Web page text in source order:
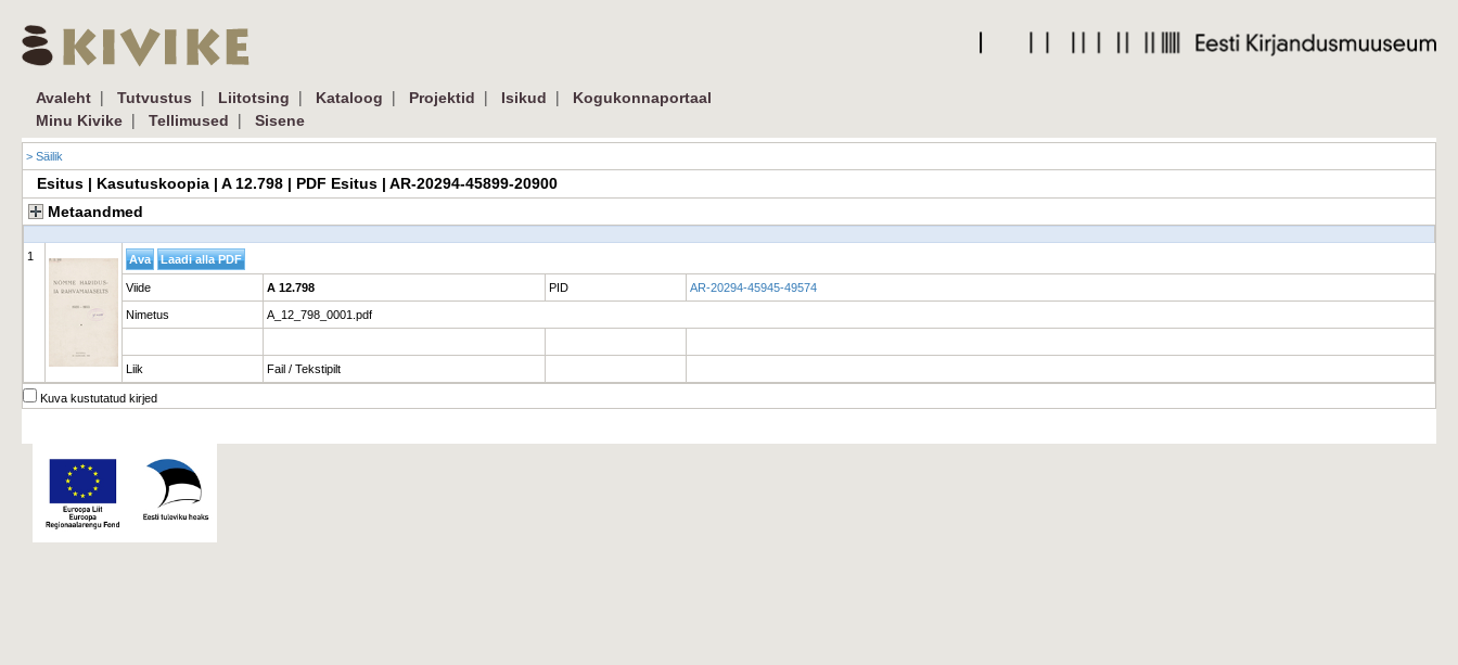
Avaleht | Tutvustus | Liitotsing | Kataloog | Projektid | Isikud |
Kogukonnaportaal
Minu Kivike | Tellimused | Sisene
> Säilik
Esitus | Kasutuskoopia | A 12.798 | PDF Esitus | AR-20294-45899-20900
Metaandmed
1
Viide A 12.798 PID AR-20294-45945-49574
Nimetus A_12_798_0001.pdf
Liik Fail / Tekstipilt
Kuva kustutatud kirjed